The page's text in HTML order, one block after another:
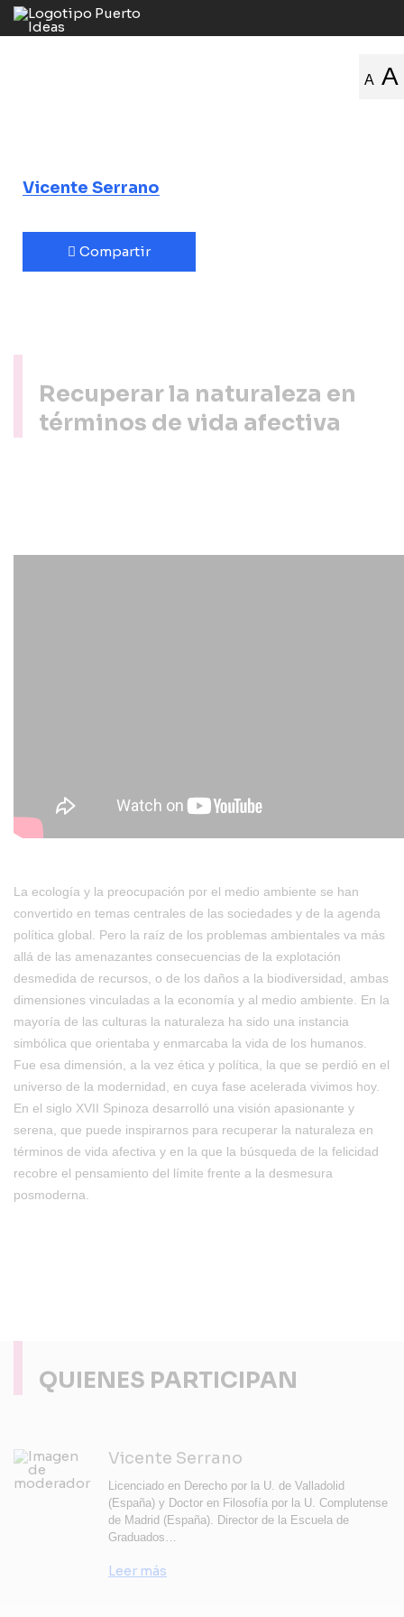
A A
Vicente Serrano
Compartir
Recuperar la naturaleza en
términos de vida afectiva
La ecología y la preocupación por el medio ambiente se han
convertido en temas centrales de las sociedades y de la agenda
política global. Pero la raíz de los problemas ambientales va más
allá de las amenazantes consecuencias de la explotación
desmedida de recursos, o de los daños a la biodiversidad, ambas
dimensiones vinculadas a la economía y al medio ambiente. En la
mayoría de las culturas la naturaleza ha sido una instancia
simbólica que orientaba y enmarcaba la vida de los humanos.
Fue esa dimensión, a la vez ética y política, la que se perdió en el
universo de la modernidad, en cuya fase acelerada vivimos hoy.
En el siglo XVII Spinoza desarrolló una visión apasionante y
serena, que puede inspirarnos para recuperar la naturaleza en
términos de vida afectiva y en la que la búsqueda de la felicidad
recobre el pensamiento del límite frente a la desmesura
posmoderna.
QUIENES PARTICIPAN
Vicente Serrano
Licenciado en Derecho por la U. de Valladolid
(España) y Doctor en Filosofía por la U. Complutense
de Madrid (España). Director de la Escuela de
Graduados…
Leer más